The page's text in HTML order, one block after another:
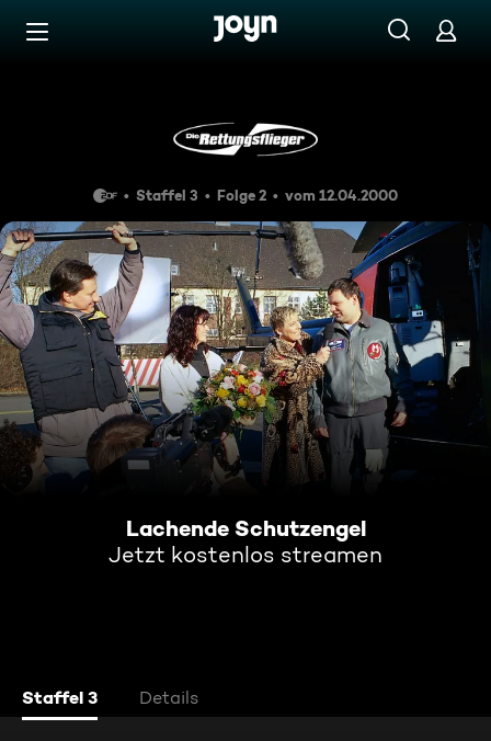
Zum Inhalt springen
Lachende Schutzengel
Staffel 3 Folge 2 vom 12.04.2000
Lachende Schutzengel
Jetzt kostenlos streamen
Staffel 3 Details